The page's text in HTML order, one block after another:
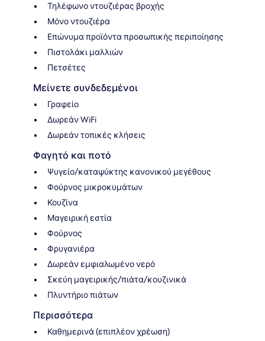
Τηλέφωνο ντουζιέρας βροχής
Μόνο ντουζιέρα
Επώνυμα προϊόντα προσωπικής περιποίησης
Πιστολάκι μαλλιών
Πετσέτες
Μείνετε συνδεδεμένοι
Γραφείο
Δωρεάν WiFi
Δωρεάν τοπικές κλήσεις
Φαγητό και ποτό
Ψυγείο/καταψύκτης κανονικού μεγέθους
Φούρνος μικροκυμάτων
Κουζίνα
Μαγειρική εστία
Φούρνος
Φρυγανιέρα
Δωρεάν εμφιαλωμένο νερό
Σκεύη μαγειρικής/πιάτα/κουζινικά
Πλυντήριο πιάτων
Περισσότερα
Καθημερινά (επιπλέον χρέωση)